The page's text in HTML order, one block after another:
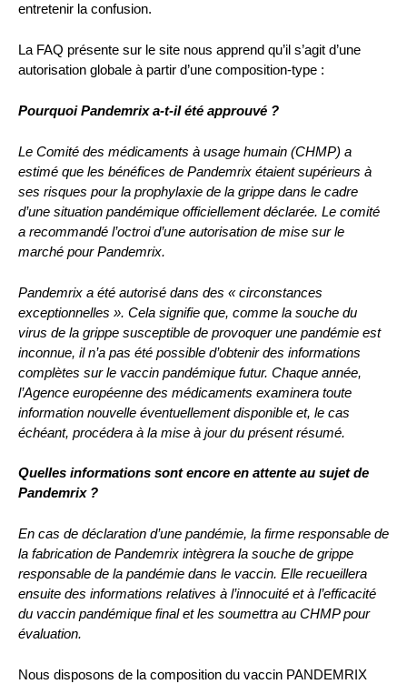
entretenir la confusion.
La FAQ présente sur le site nous apprend qu’il s’agit d’une
autorisation globale à partir d’une composition-type :
Pourquoi Pandemrix a-t-il été approuvé ?
Le Comité des médicaments à usage humain (CHMP) a
estimé que les bénéfices de Pandemrix étaient supérieurs à
ses risques pour la prophylaxie de la grippe dans le cadre
d’une situation pandémique officiellement déclarée. Le comité
a recommandé l’octroi d’une autorisation de mise sur le
marché pour Pandemrix.
Pandemrix a été autorisé dans des « circonstances
exceptionnelles ». Cela signifie que, comme la souche du
virus de la grippe susceptible de provoquer une pandémie est
inconnue, il n’a pas été possible d’obtenir des informations
complètes sur le vaccin pandémique futur. Chaque année,
l’Agence européenne des médicaments examinera toute
information nouvelle éventuellement disponible et, le cas
échéant, procédera à la mise à jour du présent résumé.
Quelles informations sont encore en attente au sujet de
Pandemrix ?
En cas de déclaration d’une pandémie, la firme responsable de
la fabrication de Pandemrix intègrera la souche de grippe
responsable de la pandémie dans le vaccin. Elle recueillera
ensuite des informations relatives à l’innocuité et à l’efficacité
du vaccin pandémique final et les soumettra au CHMP pour
évaluation.
Nous disposons de la composition du vaccin PANDEMRIX